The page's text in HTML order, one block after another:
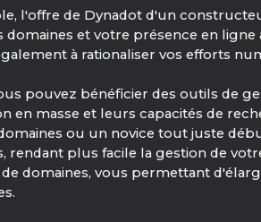
l'offre de Dynadot d'un
domaines et votre présence en
à rationaliser vos efforts
pouvez bénéficier des outils de
en masse et leurs capacités de
ou un novice tout juste
rendant plus facile la gestion de
domaines, vous permettant